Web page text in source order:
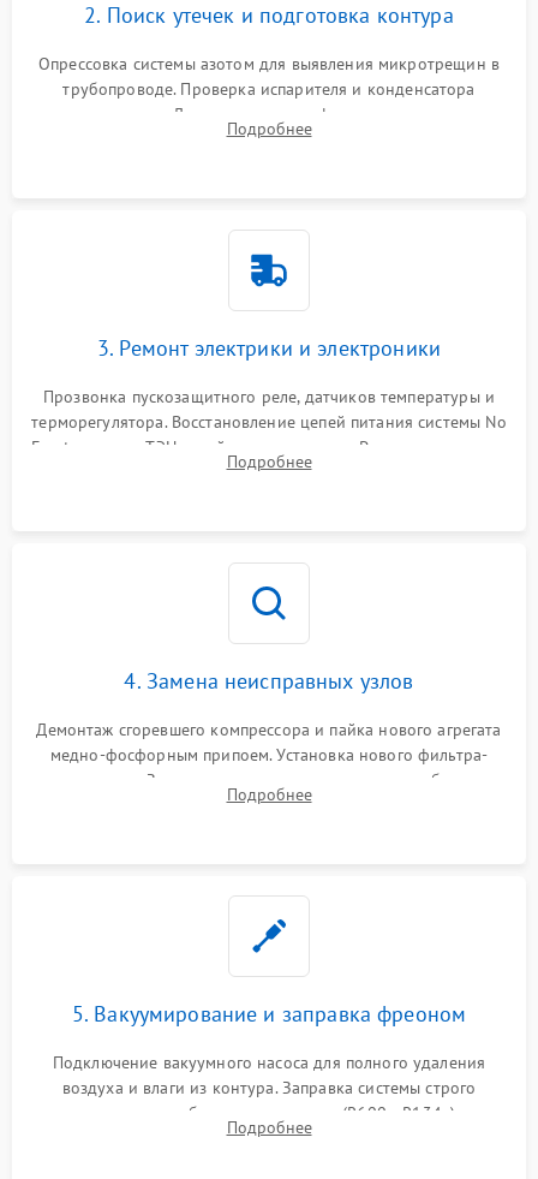
2. Поиск утечек и подготовка контура
Опрессовка системы азотом для выявления микротрещин в
трубопроводе. Проверка испарителя и конденсатора
течеискателем. Демонтаж старого фильтра-осушителя и
продувка капиллярной трубки для устранения засоров.
Подробнее
3. Ремонт электрики и электроники
Прозвонка пускозащитного реле, датчиков температуры и
терморегулятора. Восстановление цепей питания системы No
Frost, включая ТЭН оттайки и вентилятор. Ремонт или замена
платы управления при сбоях алгоритмов.
Подробнее
4. Замена неисправных узлов
Демонтаж сгоревшего компрессора и пайка нового агрегата
медно-фосфорным припоем. Установка нового фильтра-
осушителя. Замена изношенных вентиляторов обдува,
сломанных заслонок или поврежденных дверных петель.
Подробнее
5. Вакуумирование и заправка фреоном
Подключение вакуумного насоса для полного удаления
воздуха и влаги из контура. Заправка системы строго
дозированным объемом хладагента (R600a, R134a) по
электронным весам. Контроль рабочего давления в системе.
Подробнее